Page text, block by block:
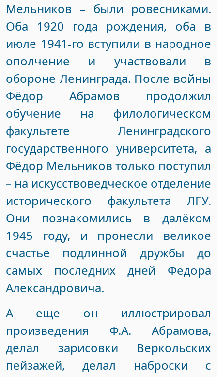
Мельников – были ровесниками.
Оба 1920 года рождения, оба в
июле 1941-го вступили в народное
ополчение и участвовали в
обороне Ленинграда. После войны
Фёдор Абрамов продолжил
обучение на филологическом
факультете Ленинградского
государственного университета, а
Фёдор Мельников только поступил
– на искусствоведческое отделение
исторического факультета ЛГУ.
Они познакомились в далёком
1945 году, и пронесли великое
счастье подлинной дружбы до
самых последних дней Фёдора
Александровича.
А еще он иллюстрировал
произведения Ф.А. Абрамова,
делал зарисовки Веркольских
пейзажей, делал наброски с